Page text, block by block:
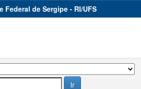
de Sergipe - RI/UFS